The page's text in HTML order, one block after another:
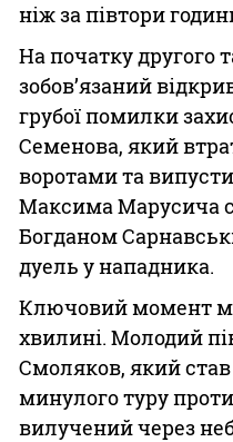
ніж за півтори
На початку другого
зобов’язаний
грубої помилки
Семенова, який
воротами та
Максима Марусича
Богданом
дуель у нападника.
Ключовий момент
хвилині. Молодий
Смоляков, який
минулого туру
вилучений через